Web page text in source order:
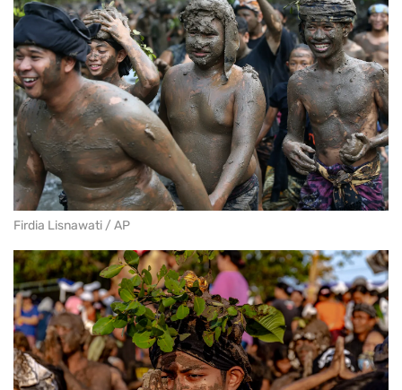
Firdia Lisnawati / AP